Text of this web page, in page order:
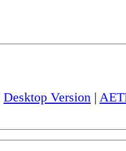
Desktop Version |